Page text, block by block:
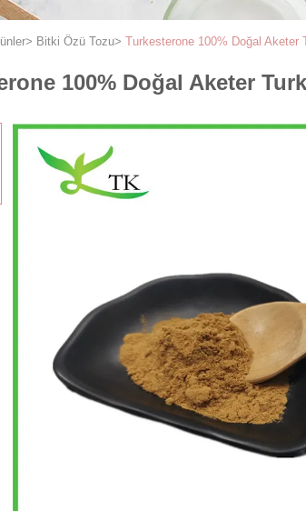
> Bitki Özü Tozu> Turkesterone 100% Doğal Aketer
100% Doğal Aketer